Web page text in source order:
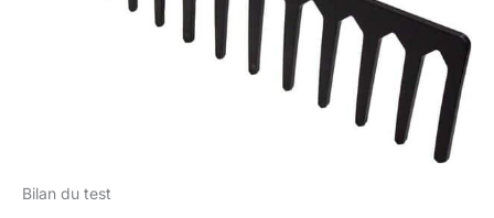
Bilan du test